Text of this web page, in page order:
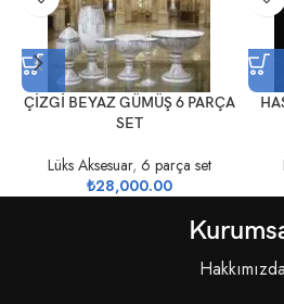
ÇİZGİ BEYAZ GÜMÜŞ 6 PARÇA
SET
Lüks Aksesuar, 6 parça set
₺28,000.00
Hakkımızda